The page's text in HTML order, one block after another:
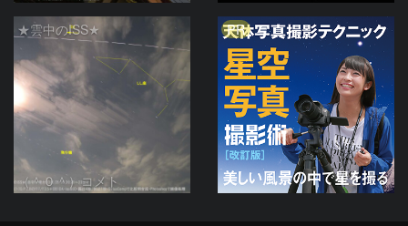
★雲中のISS★
（＾０＾）コメト
PR